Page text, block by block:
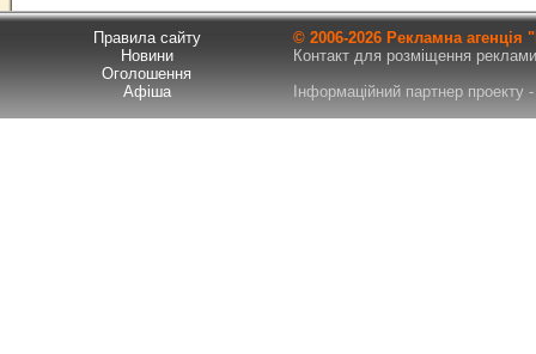
Правила сайту
Новини
Оголошення
Афіша
© 2006-2026 Рекламна
Контакт для розміщення
Інформаційний партнер проекту